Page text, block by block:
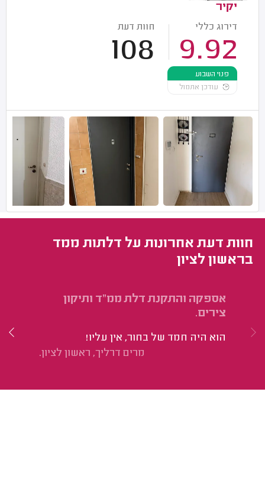
יקיר
דירוג כללי
9.92
חוות דעת
108
פנוי השבוע
עודכן אתמול
חוות דעת אחרונות על דלתות ממד
בראשון לציון
אספקה והתקנת דלת ממ"ד ותיקון
צירים.
הוא היה חמד של בחור, אין עליו!
מרים דרליך, ראשון לציון.